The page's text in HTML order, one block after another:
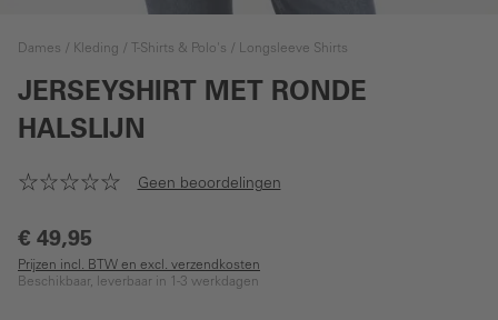
Dames Kleding T-Shirts & Polo's Longsleeve Shirts
JERSEYSHIRT MET RONDE
HALSLIJN
Geen beoordelingen
€ 49,95
Prijzen incl. BTW en excl. verzendkosten
Beschikbaar, leverbaar in 1-3 werkdagen